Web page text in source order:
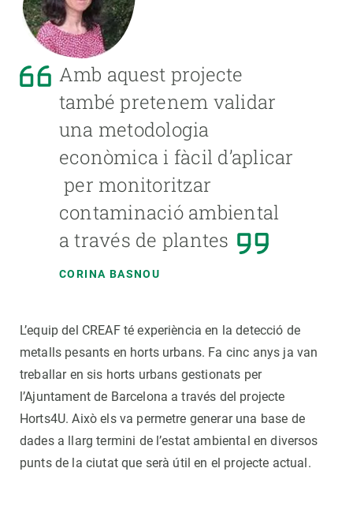
Amb aquest projecte
també pretenem validar
una metodologia
econòmica i fàcil d’aplicar
per monitoritzar
contaminació ambiental
a través de plantes
CORINA BASNOU
L’equip del CREAF té experiència en la detecció de
metalls pesants en horts urbans. Fa cinc anys ja van
treballar en sis horts urbans gestionats per
l’Ajuntament de Barcelona a través del projecte
Horts4U. Això els va permetre generar una base de
dades a llarg termini de l’estat ambiental en diversos
punts de la ciutat que serà útil en el projecte actual.